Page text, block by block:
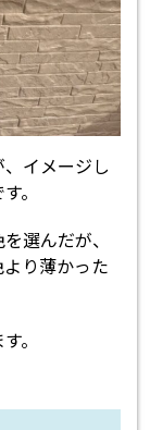
イメージし
。
選んだが、
り薄かった
。